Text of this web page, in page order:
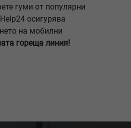
гуми от популярни
осигурява
на мобилни
гореща линия!